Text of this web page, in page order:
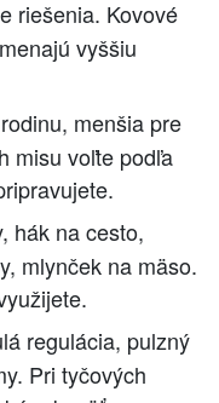
riešenia. Kovové
vyššiu
menšia pre
misu voľte podľa
hák na cesto,
mlynček na mäso.
regulácia, pulzný
Pri tyčových